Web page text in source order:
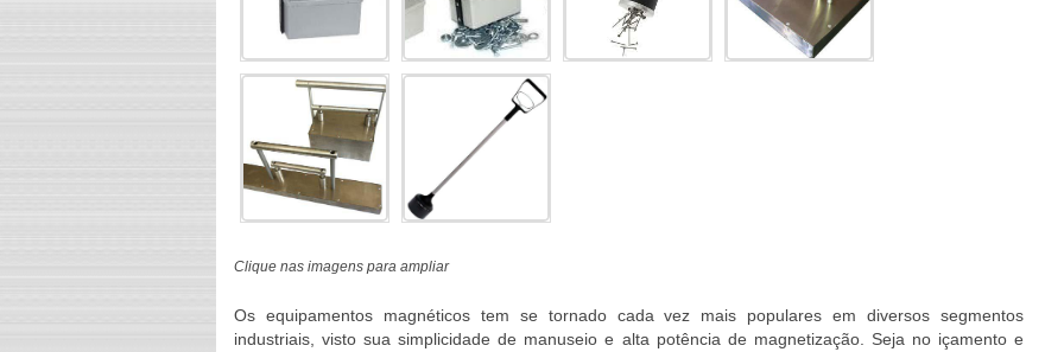
Clique nas imagens para ampliar
Os equipamentos magnéticos tem se tornado cada vez mais populares em diversos segmentos
industriais, visto sua simplicidade de manuseio e alta potência de magnetização. Seja no içamento e